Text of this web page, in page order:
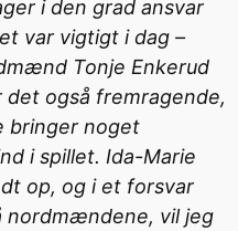
i den grad ansvar
var vigtigt i dag –
Tonje Enkerud
det også fremragende,
bringer noget
i spillet. Ida-Marie
op, og i et forsvar
nordmændene, vil jeg